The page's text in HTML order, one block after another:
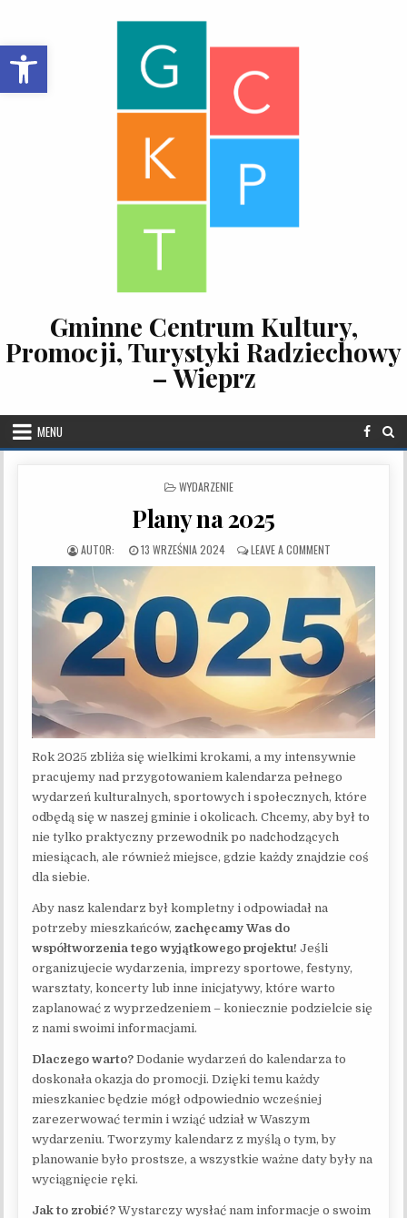
Open toolbar
Gminne Centrum Kultury,
Promocji, Turystyki Radziechowy
– Wieprz
MENU
POSTED IN
WYDARZENIE
Plany na 2025
PUBLISHED DATE:
13 WRZEŚNIA 2024 LEAVE A COMMENT
Rok 2025 zbliża się wielkimi krokami, a my intensywnie
pracujemy nad przygotowaniem kalendarza pełnego
wydarzeń kulturalnych, sportowych i społecznych, które
odbędą się w naszej gminie i okolicach. Chcemy, aby był to
nie tylko praktyczny przewodnik po nadchodzących
miesiącach, ale również miejsce, gdzie każdy znajdzie coś
dla siebie.
Aby nasz kalendarz był kompletny i odpowiadał na
potrzeby mieszkańców, zachęcamy Was do
współtworzenia tego wyjątkowego projektu! Jeśli
organizujecie wydarzenia, imprezy sportowe, festyny,
warsztaty, koncerty lub inne inicjatywy, które warto
zaplanować z wyprzedzeniem – koniecznie podzielcie się
z nami swoimi informacjami.
Dlaczego warto? Dodanie wydarzeń do kalendarza to
doskonała okazja do promocji. Dzięki temu każdy
mieszkaniec będzie mógł odpowiednio wcześniej
zarezerwować termin i wziąć udział w Waszym
wydarzeniu. Tworzymy kalendarz z myślą o tym, by
planowanie było prostsze, a wszystkie ważne daty były na
wyciągnięcie ręki.
Jak to zrobić? Wystarczy wysłać nam informacje o swoim